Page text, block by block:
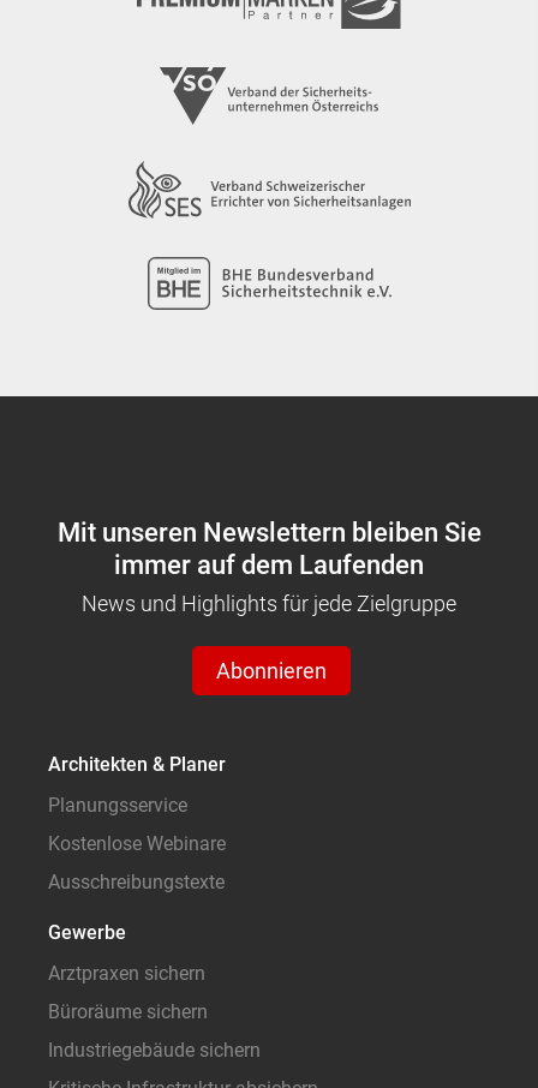
Mit unseren Newslettern bleiben Sie
immer auf dem Laufenden
News und Highlights für jede Zielgruppe
Abonnieren
Architekten & Planer
Planungsservice
Kostenlose Webinare
Ausschreibungstexte
Gewerbe
Arztpraxen sichern
Büroräume sichern
Industriegebäude sichern